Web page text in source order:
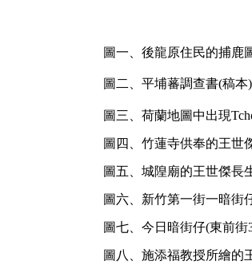
圖一、後龍原住民的捕鹿
圖二、平埔蕃調查書(稿
圖三、荷蘭地圖中出現
圖四、竹蓮寺供奉的王世
圖五、城隍廟的王世傑長
圖六、新竹第一街一暗街
圖七、今日暗街仔(東前街
圖八、施添福教授所繪的